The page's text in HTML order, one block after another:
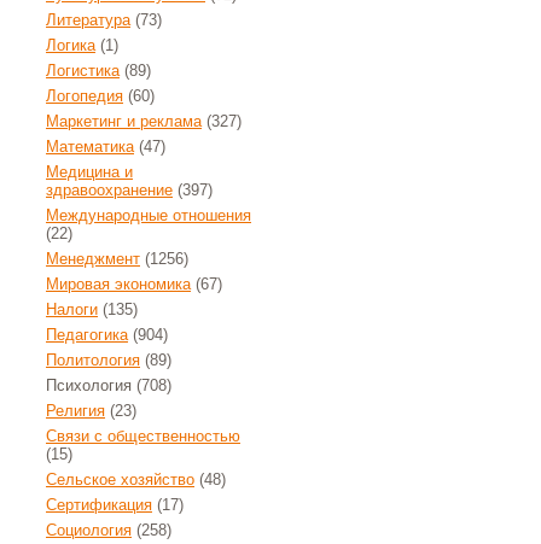
Литература(73)
Логика(1)
Логистика(89)
Логопедия (60)
Маркетинг и реклама(327)
Математика(47)
Медицина и
здравоохранение (397)
Международные отношения
(22)
Менеджмент (1256)
Мировая экономика(67)
Налоги (135)
Педагогика(904)
Политология (89)
Психология (708)
Религия (23)
Связи с общественностью
(15)
Сельское хозяйство (48)
Сертификация (17)
Социология (258)